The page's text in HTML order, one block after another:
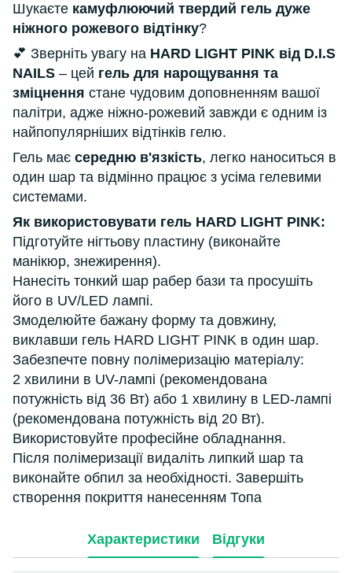
Шукаєте камуфлюючий твердий гель дуже
ніжного рожевого відтінку?
💕 Зверніть увагу на HARD LIGHT PINK від D.I.S
NAILS – цей гель для нарощування та
зміцнення стане чудовим доповненням вашої
палітри, адже ніжно-рожевий завжди є одним із
найпопулярніших відтінків гелю.
Гель має середню в'язкість, легко наноситься в
один шар та відмінно працює з усіма гелевими
системами.
Як використовувати гель HARD LIGHT PINK:
Підготуйте нігтьову пластину (виконайте
манікюр, знежирення).
Нанесіть тонкий шар рабер бази та просушіть
його в UV/LED лампі.
Змоделюйте бажану форму та довжину,
виклавши гель HARD LIGHT PINK в один шар.
Забезпечте повну полімеризацію матеріалу:
2 хвилини в UV-лампі (рекомендована
потужність від 36 Вт) або 1 хвилину в LED-лампі
(рекомендована потужність від 20 Вт).
Використовуйте професійне обладнання.
Після полімеризації видаліть липкий шар та
виконайте обпил за необхідності. Завершіть
створення покриття нанесенням Топа
Характеристики Відгуки